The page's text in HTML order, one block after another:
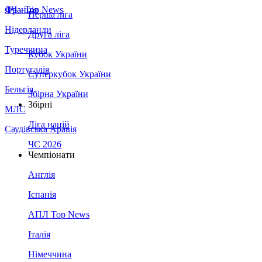
Франція
Нідерланди
Туреччина
Португалія
Бельгія
МЛС
Саудівська Аравія
ЛЧ - Top News
Перша ліга
Друга ліга
Кубок України
Суперкубок України
Збірна України
Збірні
Ліга націй
ЧС 2026
Чемпіонати
Англія
Іспанія
АПЛ Top News
Італія
Німеччина